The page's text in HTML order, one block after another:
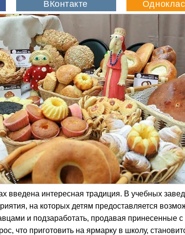
введена интересная традиция. В учебных
на которых детям предоставляется
и подзаработать, продавая принесенные с
что приготовить на ярмарку в школу,